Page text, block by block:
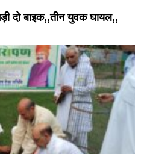
दो बाइक,,तीन युवक घायल,,